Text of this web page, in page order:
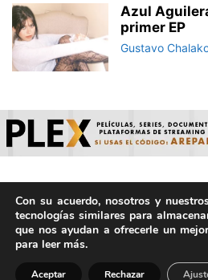
Azul
primer EP
Gustavo
© ArepaVolatil.Com 2021-2025 -
IA. | Todos los
Con su acuerdo, nosotros y
tecnologías similares para
que nos ayudan a ofrecerle un
para leer más.
Aceptar Rechazar